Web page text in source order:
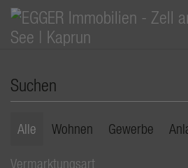
Suchen
Alle Wohnen Gewerbe
Vermarktungsart